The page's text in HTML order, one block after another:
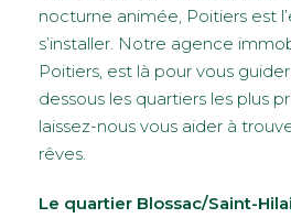
nocturne animée, Poitiers est
s’installer. Notre agence
Poitiers, est là pour vous
dessous les quartiers les plus
laissez-nous vous aider à
rêves.
Le quartier Blossac/Saint-